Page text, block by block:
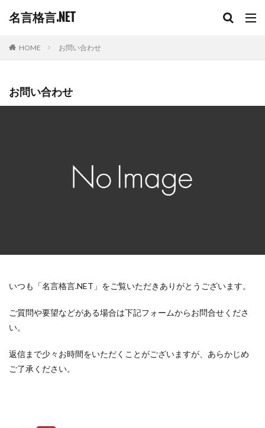
名言格言.NET
HOME お問い合わせ
お問い合わせ
いつも「名言格言.NET」をご覧いただきありがとうございます。
ご質問や要望などがある場合は下記フォームからお問合せくださ
い。
返信まで少々お時間をいただくことがございますが、あらかじめ
ご了承ください。